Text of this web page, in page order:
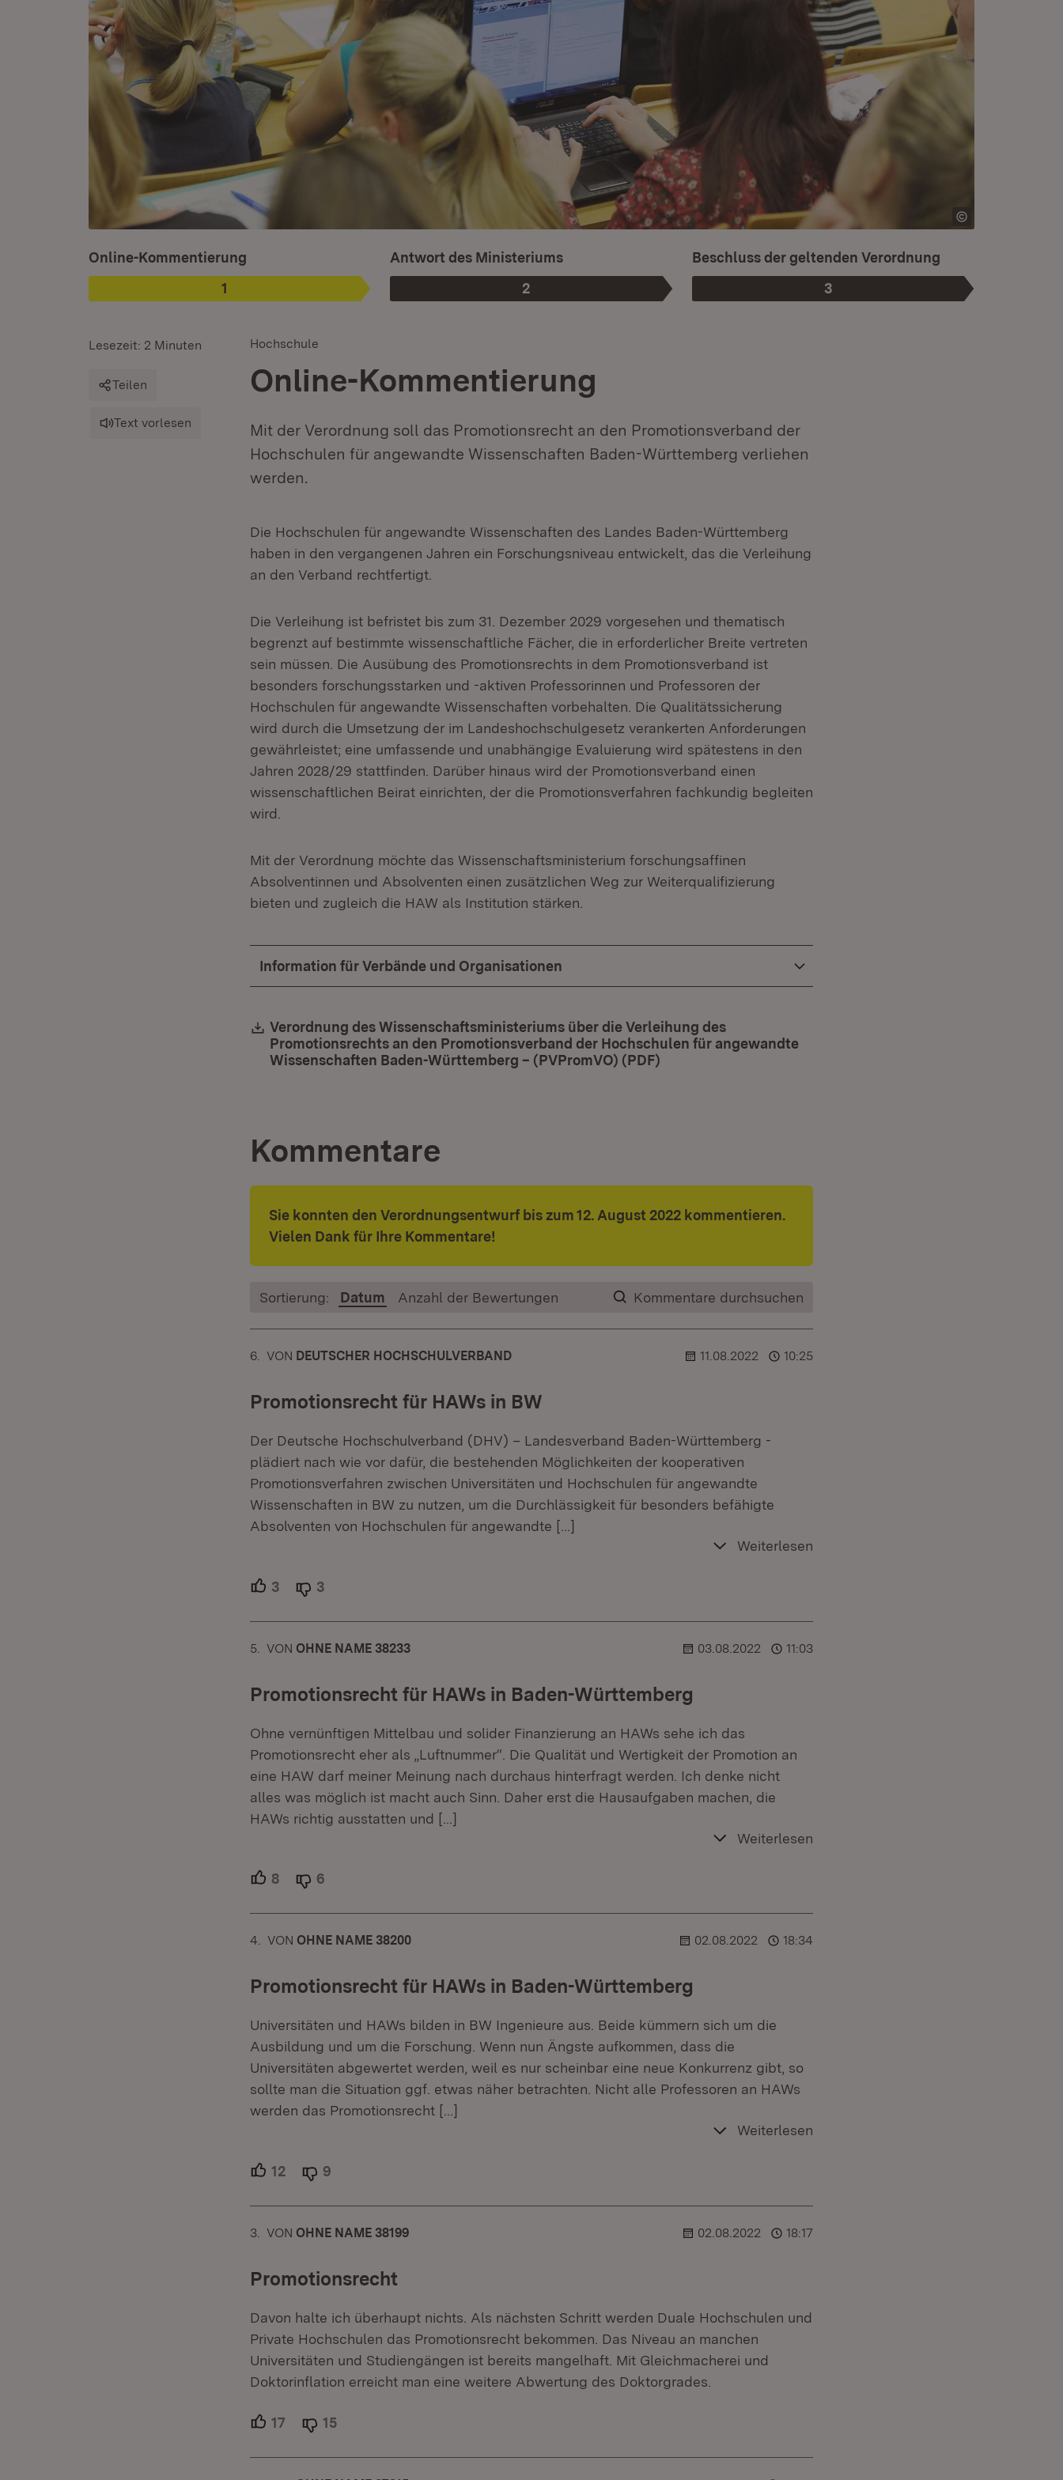
Phase
1
:
Ist ausgewählt.
Online-Kommentierung
Phase
2
:
Antwort des Ministeriums
Phase
3
:
Ist die aktuelle Phase.
Beschluss der geltenden Verordnung
Hochschule
Online-Kommentierung
Mit der Verordnung soll das Promotionsrecht an den Promotionsverband der
Hochschulen für angewandte Wissenschaften Baden-Württemberg verliehen
werden.
Lesezeit: 2 Minuten
Teilen
Text vorlesen
Die Hochschulen für angewandte Wissenschaften des Landes Baden-Württemberg
haben in den vergangenen Jahren ein Forschungsniveau entwickelt, das die Verleihung
an den Verband rechtfertigt.
Die Verleihung ist befristet bis zum 31. Dezember 2029 vorgesehen und thematisch
begrenzt auf bestimmte wissenschaftliche Fächer, die in erforderlicher Breite vertreten
sein müssen. Die Ausübung des Promotionsrechts in dem Promotionsverband ist
besonders forschungsstarken und -aktiven Professorinnen und Professoren der
Hochschulen für angewandte Wissenschaften vorbehalten. Die Qualitätssicherung
wird durch die Umsetzung der im Landeshochschulgesetz verankerten Anforderungen
gewährleistet; eine umfassende und unabhängige Evaluierung wird spätestens in den
Jahren 2028/29 stattfinden. Darüber hinaus wird der Promotionsverband einen
wissenschaftlichen Beirat einrichten, der die Promotionsverfahren fachkundig begleiten
wird.
Mit der Verordnung möchte das Wissenschaftsministerium forschungsaffinen
Absolventinnen und Absolventen einen zusätzlichen Weg zur Weiter­quali­fizierung
bieten und zugleich die HAW als Institution stärken.
Information für Verbände und Organisationen
Download:
Verordnung des Wissenschaftsministeriums über die Verleihung des
Promotionsrechts an den Promotionsverband der Hochschulen für angewandte
Wissenschaften Baden-Württemberg – (PVPromVO) (PDF)
Kommentare
Sie konnten den Verordnungsentwurf bis zum 12. August 2022 kommentieren.
Vielen Dank für Ihre Kommentare!
Kommentare durchsuchen
Sortierung: Datum Anzahl der Bewertungen
6. KOMMENTAR
VON :DEUTSCHER HOCHSCHULVERBAND 11.08.2022 10:25
Promotionsrecht für HAWs in BW
Der Deutsche Hochschulverband (DHV) – Landesverband Baden-Württemberg -
plädiert nach wie vor dafür, die bestehenden Möglichkeiten der kooperativen
Promotionsverfahren zwischen Universitäten und Hochschulen für angewandte
Wissenschaften in BW zu nutzen, um die Durchlässigkeit für besonders befähigte
Absolventen von Hochschulen für angewandte […]
Weiterlesen
3 Unterstützer.
3
5. KOMMENTAR
VON :OHNE NAME 38233 03.08.2022 11:03
Promotionsrecht für HAWs in Baden-Württemberg
Ohne vernünftigen Mittelbau und solider Finanzierung an HAWs sehe ich das
Promotionsrecht eher als „Luftnummer“. Die Qualität und Wertigkeit der Promotion an
eine HAW darf meiner Meinung nach durchaus hinterfragt werden. Ich denke nicht
alles was möglich ist macht auch Sinn. Daher erst die Hausaufgaben machen, die
HAWs richtig ausstatten und […]
Weiterlesen
8 Unterstützer.
6
4. KOMMENTAR
VON :OHNE NAME 38200 02.08.2022 18:34
Promotionsrecht für HAWs in Baden-Württemberg
Universitäten und HAWs bilden in BW Ingenieure aus. Beide kümmern sich um die
Ausbildung und um die Forschung. Wenn nun Ängste aufkommen, dass die
Universitäten abgewertet werden, weil es nur scheinbar eine neue Konkurrenz gibt, so
sollte man die Situation ggf. etwas näher betrachten. Nicht alle Professoren an HAWs
werden das Promotionsrecht […]
Weiterlesen
12 Unterstützer.
9
3. KOMMENTAR
VON :OHNE NAME 38199 02.08.2022 18:17
Promotionsrecht
Davon halte ich überhaupt nichts. Als nächsten Schritt werden Duale Hochschulen und
Private Hochschulen das Promotionsrecht bekommen. Das Niveau an manchen
Universitäten und Studiengängen ist bereits mangelhaft. Mit Gleichmacherei und
Doktorinflation erreicht man eine weitere Abwertung des Doktorgrades.
17 Unterstützer.
15